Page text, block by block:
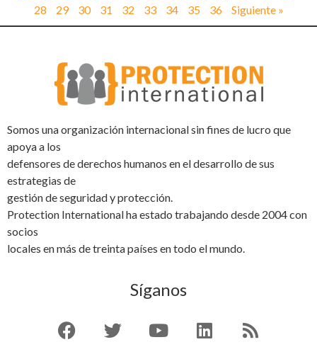
28
29 30 31 32 33 34 35 36 Siguiente »
Somos una organización internacional sin fines de lucro que
apoya a los
defensores de derechos humanos en el desarrollo de sus
estrategias de
gestión de seguridad y protección.
Protection International ha estado trabajando desde 2004 con
socios
locales en más de treinta países en todo el mundo.
Síganos